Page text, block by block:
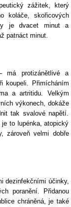
zážitek, který
koláče, skořicových
je dvacet minut a
patnáct minut.
má protizánětlivé a
koupeli. Přimícháním
a artritidu. Velkým
výkonech, dokáže
tak svalové napětí.
to lupénka, atopický
zároveň velmi dobře
dezinfekčními účinky,
poranění. Přidanou
chráněná, je také